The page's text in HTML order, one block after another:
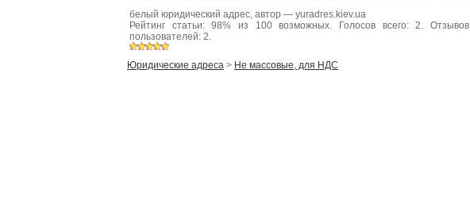
белый юридический адрес, автор — yuradres.kiev.ua
Рейтинг статьи:98% из 100возможных. Голосов всего:2. Отзывов
пользователей: 2.
Юридические адреса > Не массовые, для НДС